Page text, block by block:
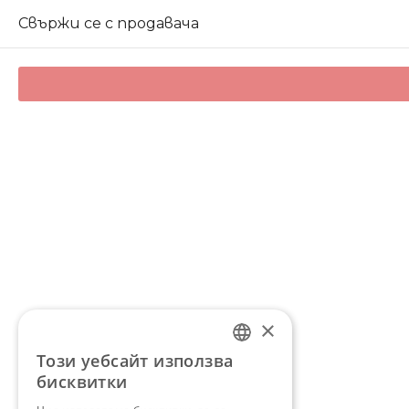
Свържи се с продавача
BULGARIAN
×
Този уебсайт използва
бисквитки